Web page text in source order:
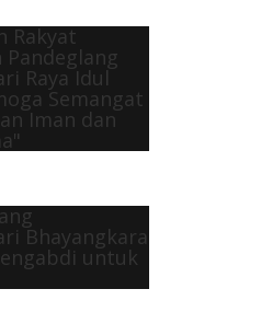
Rakyat
Pandeglang
Raya Idul
Semangat
Iman dan
Bhayangkara
untuk